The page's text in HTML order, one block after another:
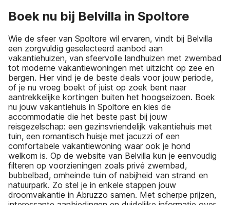
Boek nu bij Belvilla in Spoltore
Wie de sfeer van Spoltore wil ervaren, vindt bij Belvilla
een zorgvuldig geselecteerd aanbod aan
vakantiehuizen, van sfeervolle landhuizen met zwembad
tot moderne vakantiewoningen met uitzicht op zee en
bergen. Hier vind je de beste deals voor jouw periode,
of je nu vroeg boekt of juist op zoek bent naar
aantrekkelijke kortingen buiten het hoogseizoen. Boek
nu jouw vakantiehuis in Spoltore en kies de
accommodatie die het beste past bij jouw
reisgezelschap: een gezinsvriendelijk vakantiehuis met
tuin, een romantisch huisje met jacuzzi of een
comfortabele vakantiewoning waar ook je hond
welkom is. Op de website van Belvilla kun je eenvoudig
filteren op voorzieningen zoals privé zwembad,
bubbelbad, omheinde tuin of nabijheid van strand en
natuurpark. Zo stel je in enkele stappen jouw
droomvakantie in Abruzzo samen. Met scherpe prijzen,